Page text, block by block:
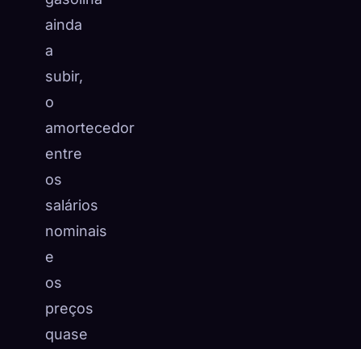
ainda
a
subir,
o
amortecedor
entre
os
salários
nominais
e
os
preços
quase